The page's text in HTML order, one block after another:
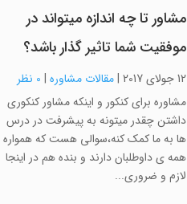
مشاور تا چه اندازه میتواند در
موفقیت شما تاثیر گذار باشد؟
12 جولای 2017 |مقالات مشاوره | 0 نظر
مشاوره برای کنکور و اینکه مشاور کنکوری
داشتن چقدر میتونه به پیشرفت در درس
ها به ما کمک کنه،سوالی هست که همواره
همه ی داوطلبان دارند و بنده هم در اینجا
لازم و ضروری...